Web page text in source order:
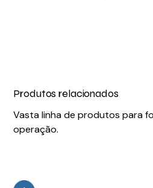
Produtos relacionados
Vasta linha de produtos para
operação.